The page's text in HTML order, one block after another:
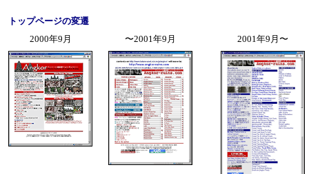
トップページの変遷
2000年9月
〜2001年9月 2001年9月〜